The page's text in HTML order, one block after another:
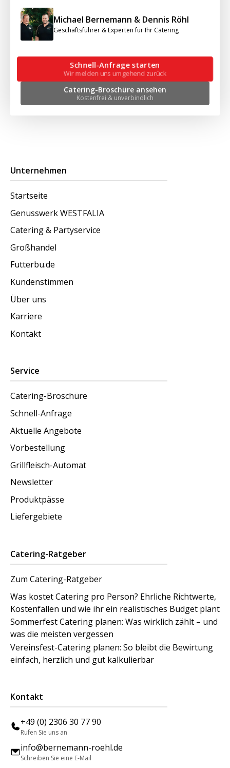
Michael Bernemann & Dennis Röhl
Geschäftsführer & Experten für Ihr Catering
Schnell-Anfrage starten
Wir melden uns umgehend zurück
Catering-Broschüre ansehen
Kostenfrei & unverbindlich
Unternehmen
Startseite
Genusswerk WESTFALIA
Catering & Partyservice
Großhandel
Futterbu.de
Kundenstimmen
Über uns
Karriere
Kontakt
Service
Catering-Broschüre
Schnell-Anfrage
Aktuelle Angebote
Vorbestellung
Grillfleisch-Automat
Newsletter
Produktpässe
Liefergebiete
Catering-Ratgeber
Zum Catering-Ratgeber
Was kostet Catering pro Person? Ehrliche Richtwerte,
Kostenfallen und wie ihr ein realistisches Budget plant
Sommerfest Catering planen: Was wirklich zählt – und
was die meisten vergessen
Vereinsfest-Catering planen: So bleibt die Bewirtung
einfach, herzlich und gut kalkulierbar
Kontakt
+49 (0) 2306 30 77 90
Rufen Sie uns an
info@bernemann-roehl.de
Schreiben Sie eine E-Mail